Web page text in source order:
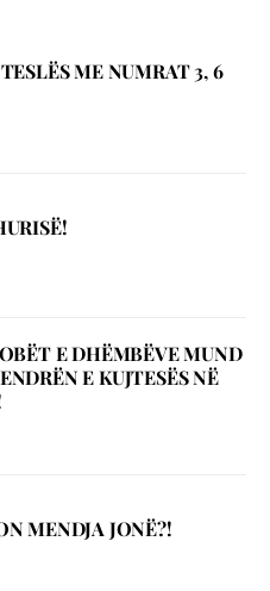
ME NUMRAT 3, 6
E DHËMBËVE MUND
E KUJTESËS NË
MENDJA JONË?!